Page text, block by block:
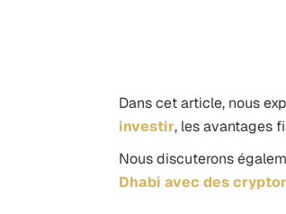
Dans cet article, nous
investir, les avantages
Nous discuterons
Dhabi avec des